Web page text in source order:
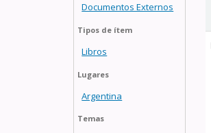
Documentos Externos
Tipos de ítem
Libros
Lugares
Argentina
Temas